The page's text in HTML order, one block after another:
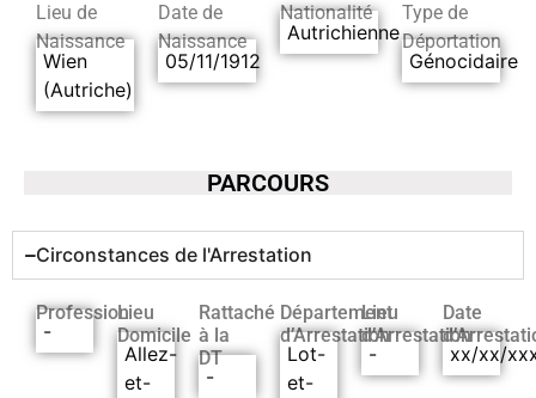
Lieu de
Naissance
Wien
(Autriche)
Date de
Naissance
05/11/1912
Nationalité
Autrichienne
Type de
Déportation
Génocidaire
PARCOURS
Circonstances de l'Arrestation
Profession
-
Lieu
Domicile
Allez-
et-
Rattaché
à la
DT
-
Département
d’Arrestation
Lot-
et-
Lieu
d’Arrestation
-
Date
xx/xx/